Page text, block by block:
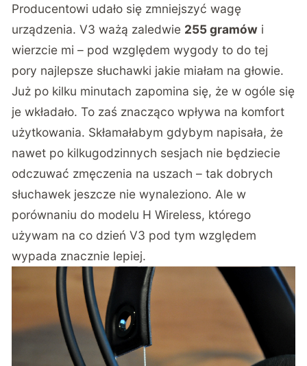
Producentowi udało się zmniejszyć wagę
urządzenia. V3 ważą zaledwie 255 gramów i
wierzcie mi – pod względem wygody to do tej
pory najlepsze słuchawki jakie miałam na głowie.
Już po kilku minutach zapomina się, że w ogóle się
je wkładało. To zaś znacząco wpływa na komfort
użytkowania. Skłamałabym gdybym napisała, że
nawet po kilkugodzinnych sesjach nie będziecie
odczuwać zmęczenia na uszach – tak dobrych
słuchawek jeszcze nie wynaleziono. Ale w
porównaniu do modelu H Wireless, którego
używam na co dzień V3 pod tym względem
wypada znacznie lepiej.